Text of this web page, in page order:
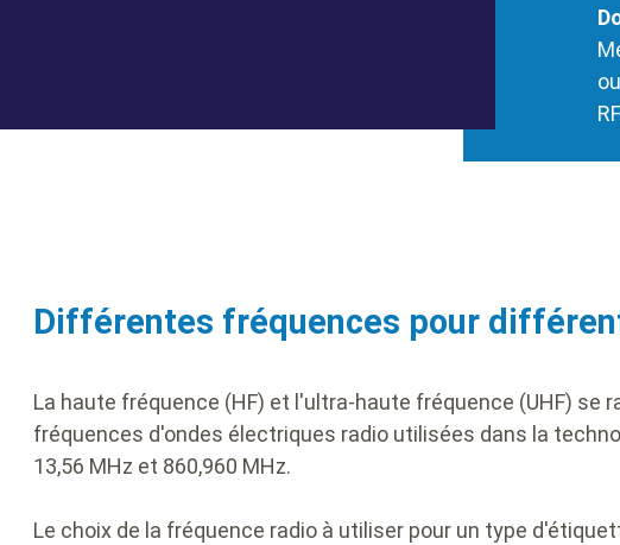
Description
Différentes fréquences pour
La haute fréquence (HF) et l'ultra-haute fréquence (UHF) se
fréquences d'ondes électriques radio utilisées dans la
13,56 MHz et 860,960 MHz.
Le choix de la fréquence radio à utiliser pour un type